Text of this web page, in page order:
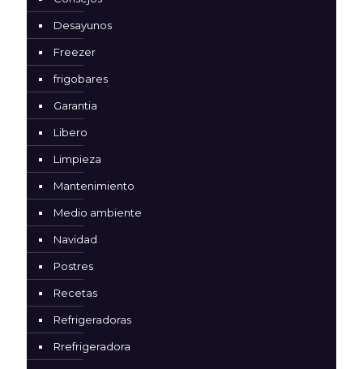
Desayunos
Freezer
frigobares
Garantia
Libero
Limpieza
Mantenimiento
Medio ambiente
Navidad
Postres
Recetas
Refrigeradoras
Rrefrigeradora